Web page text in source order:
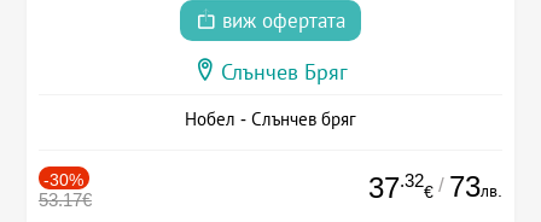
виж офертата
Слънчев Бряг
Нобел - Слънчев бряг
-30%
53.17€ 37.32
€ / 73лв.